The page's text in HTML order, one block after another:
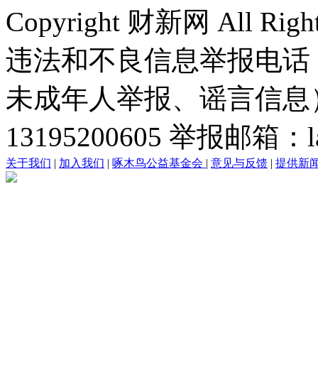
Copyright 财新网 All
违法和不良信息举报电
未成年人举报、谣言信
13195200605 举报邮箱
关于我们 | 加入我们 | 啄木鸟公益基金会 | 意见与反馈 | 提供新